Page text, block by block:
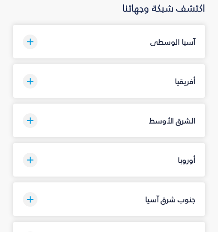
اكتشف شبكة وجهاتنا
آسيا الوسطى
أفريقيا
الشرق الأوسط
أوروبا
جنوب شرق آسيا